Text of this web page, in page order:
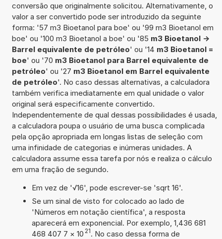
conversão que originalmente solicitou. Alternativamente, o
valor a ser convertido pode ser introduzido da seguinte
forma: '57 m3 Bioetanol para boe' ou '99 m3 Bioetanol em
boe' ou '100 m3 Bioetanol a boe' ou '85 m3 Bioetanol ->
Barrel equivalente de petróleo' ou '14 m3 Bioetanol =
boe' ou '70 m3 Bioetanol para Barrel equivalente de
petróleo' ou '27 m3 Bioetanol em Barrel equivalente
de petróleo'. No caso dessas alternativas, a calculadora
também verifica imediatamente em qual unidade o valor
original será especificamente convertido.
Independentemente de qual dessas possibilidades é usada,
a calculadora poupa o usuário de uma busca complicada
pela opção apropriada em longas listas de seleção com
uma infinidade de categorias e inúmeras unidades. A
calculadora assume essa tarefa por nós e realiza o cálculo
em uma fração de segundo.
Em vez de '√16', pode escrever-se 'sqrt 16'.
Se um sinal de visto for colocado ao lado de
'Números em notação científica', a resposta
aparecerá em exponencial. Por exemplo, 1,436 681
468 407 7 × 10 21. No caso dessa forma de